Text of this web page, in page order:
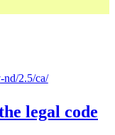
nd/2.5/ca/
legal code